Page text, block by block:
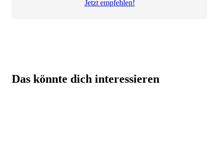
Jetzt empfehlen!
Das könnte dich interessieren
Beste Qualität zum besten Preis – dafür steht BODYLAB